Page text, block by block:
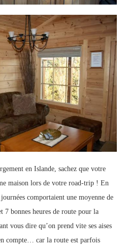
en Islande, sachez que votre
maison lors de votre road-trip ! En
comportaient une moyenne de
7 bonnes heures de route pour la
vous dire qu’on prend vite ses aises
compte… car la route est parfois